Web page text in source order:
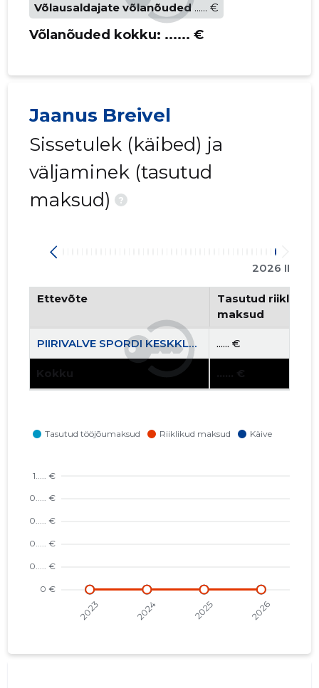
Võlausaldajate võlanõuded ...... €
Võlanõuded kokku: ...... €
Jaanus Breivel
Sissetulek (käibed) ja
väljaminek (tasutud
maksud)
?
2026 II
Ettevõte
Tasutud riiklikud
maksud
PIIRIVALVE SPORDI KESKKLUBI MTÜ ...... €
Kokku ...... €